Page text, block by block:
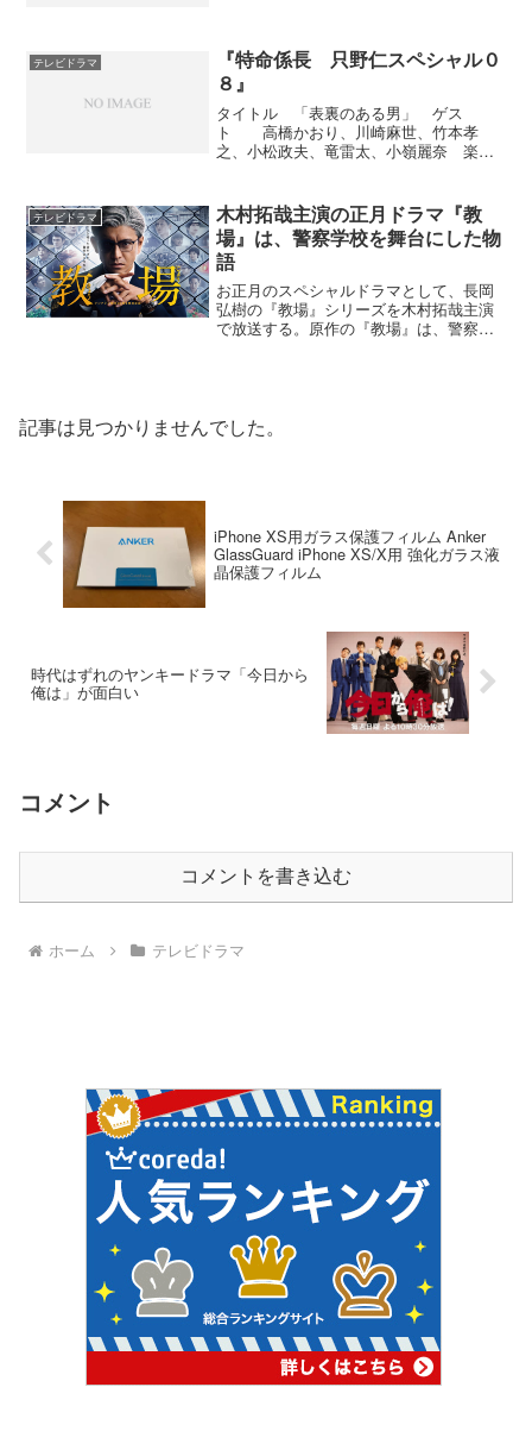
日本橋を検...
テレビドラマ
『特命係長 只野仁スペシャル０
８』
タイトル 「表裏のある男」 ゲス
ト 高橋かおり、川崎麻世、竹本孝
之、小松政夫、竜雷太、小嶺麗奈 楽し
時ということもあってエロ度はダウン。
しかも、ストーリーもスケールダ...
テレビドラマ
木村拓哉主演の正月ドラマ『教
場』は、警察学校を舞台にした物
語
お正月のスペシャルドラマとして、長岡
弘樹の『教場』シリーズを木村拓哉主演
で放送する。原作の『教場』は、警察学
記事は見つかりませんでした。
iPhone XS用ガラス保護フィルム Anker
GlassGuard iPhone XS/X用 強化ガラス液
晶保護フィルム
時代はずれのヤンキードラマ「今日から
俺は」が面白い
コメント
コメントを書き込む
ホーム テレビドラマ